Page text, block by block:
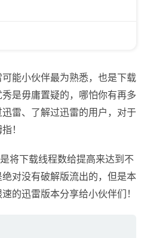
能小伙伴最为熟悉，也是下载
是毋庸置疑的，哪怕你有再多
雷、了解过迅雷的用户，对于
！
将下载线程数给提高来达到不
对没有破解版流出的，但是本
的迅雷版本分享给小伙伴们！